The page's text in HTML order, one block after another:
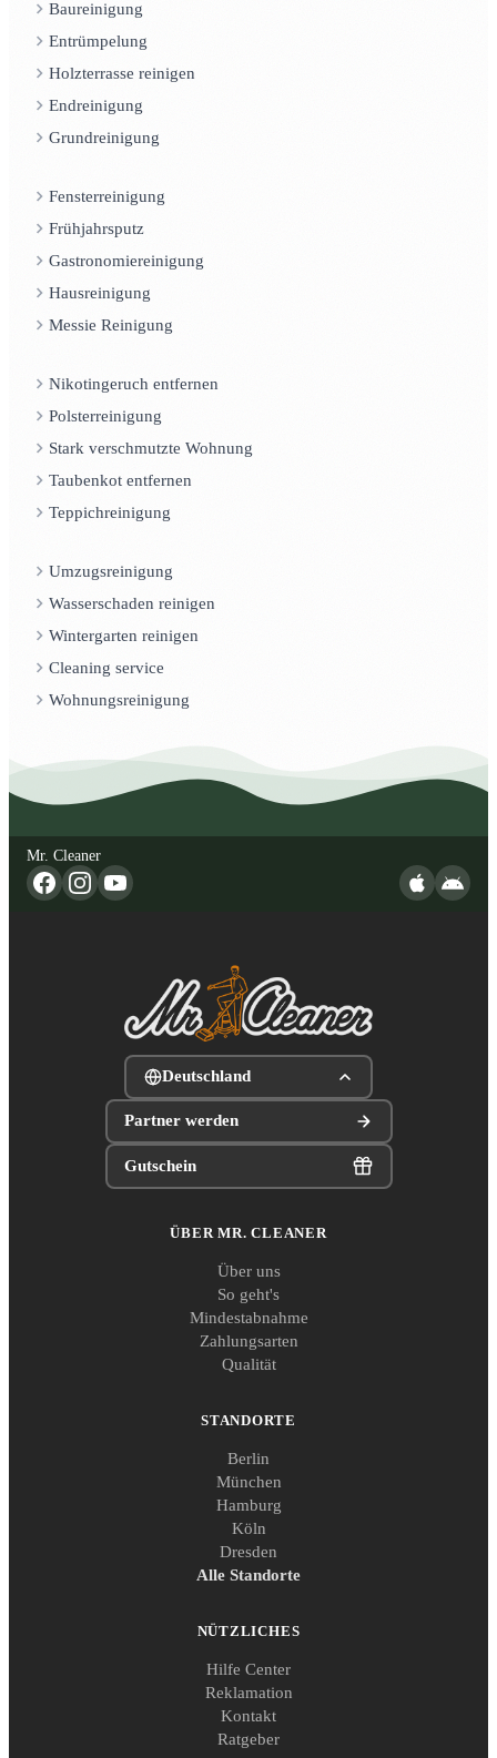
Baureinigung
Entrümpelung
Holzterrasse reinigen
Endreinigung
Grundreinigung
Fensterreinigung
Frühjahrsputz
Gastronomiereinigung
Hausreinigung
Messie Reinigung
Nikotingeruch entfernen
Polsterreinigung
Stark verschmutzte Wohnung
Taubenkot entfernen
Teppichreinigung
Umzugsreinigung
Wasserschaden reinigen
Wintergarten reinigen
Cleaning service
Wohnungsreinigung
Mr. Cleaner
Deutschland
Partner werden
Gutschein
ÜBER MR. CLEANER
Über uns
So geht's
Mindestabnahme
Zahlungsarten
Qualität
STANDORTE
Berlin
München
Hamburg
Köln
Dresden
Alle Standorte
NÜTZLICHES
Hilfe Center
Reklamation
Kontakt
Ratgeber